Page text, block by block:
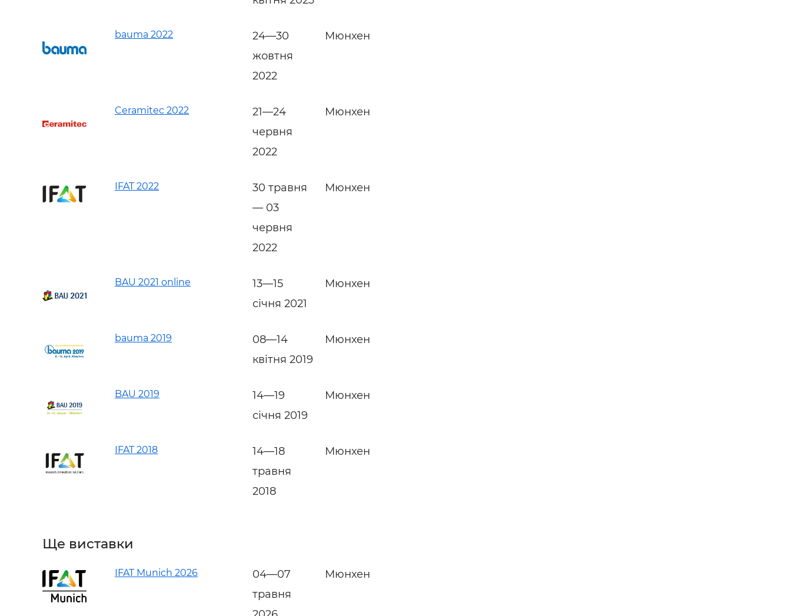
bauma 2022
24—30
жовтня
2022
Мюнхен
Ceramitec 2022
21—24
червня
2022
Мюнхен
IFAT 2022
30 травня
— 03
червня
2022
Мюнхен
BAU 2021 online
13—15
січня 2021
Мюнхен
bauma 2019
08—14
квітня 2019
Мюнхен
BAU 2019
14—19
січня 2019
Мюнхен
IFAT 2018
14—18
травня
2018
Мюнхен
Ще виставки
IFAT Munich 2026
04—07
травня
Мюнхен